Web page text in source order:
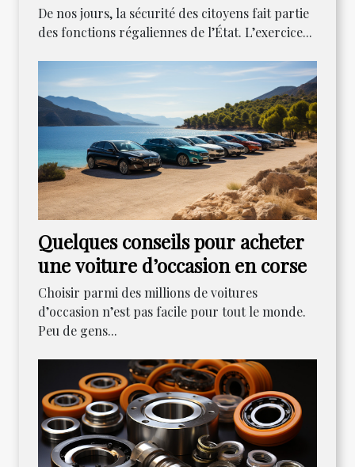
De nos jours, la sécurité des citoyens fait partie
des fonctions régaliennes de l’État. L’exercice...
Quelques conseils pour acheter
une voiture d’occasion en corse
Choisir parmi des millions de voitures
d’occasion n’est pas facile pour tout le monde.
Peu de gens...